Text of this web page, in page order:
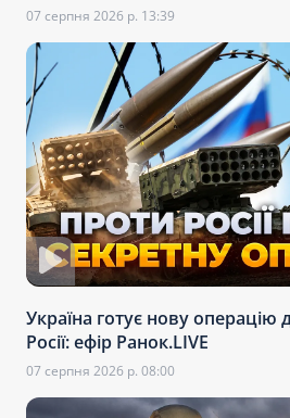
07 серпня 2026 р. 13:39
Україна готує нову
Росії: ефір Ранок.LIVE
07 серпня 2026 р. 08:00